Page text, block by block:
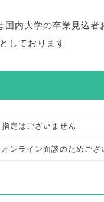
国内大学の卒業見込者
しております
指定はございません
オンライン面談のためござ